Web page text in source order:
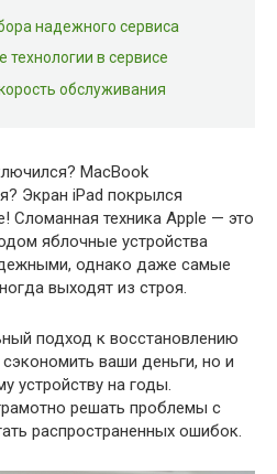
надежного сервиса
в сервисе
обслуживания
MacBook
Экран iPad покрылся
Сломанная техника Apple — это
яблочные устройства
однако даже самые
выходят из строя.
подход к восстановлению
ваши деньги, но и
устройству на годы.
решать проблемы с
распространенных ошибок.